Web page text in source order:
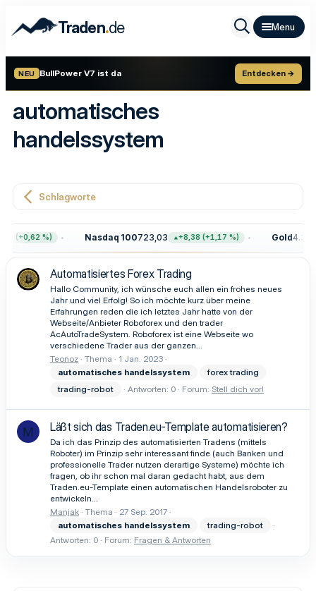
Traden.de
NEU BullPower V7 ist da Entdecken →
automatisches
handelssystem
Schlagworte
(+0,62 %) Nasdaq 100723,03 +8,38 (+1,17 %) Gold
Automatisiertes Forex Trading
Hallo Community, ich wünsche euch allen ein frohes neues
Jahr und viel Erfolg! So ich möchte kurz über meine
Erfahrungen reden die ich letztes Jahr hatte von der
Webseite/Anbieter Roboforex und den trader
AcAutoTradeSystem. Roboforex ist eine Webseite wo
verschiedene Trader aus der ganzen...
Teonoz Thema
1 Jan. 2023
automatisches handelssystem
forex trading
trading-robot
Antworten: 0 Forum: Stell dich vor!
M Läßt sich das Traden.eu-Template automatisieren?
Da ich das Prinzip des automatisierten Tradens (mittels
Roboter) im Prinzip sehr interessant finde (auch Banken und
professionelle Trader nutzen derartige Systeme) möchte ich
fragen, ob ihr schon mal daran gedacht habt, aus dem
Traden.eu-Template einen automatischen Handelsroboter zu
entwickeln...
Manjak Thema
27 Sep. 2017
automatisches handelssystem
trading-robot
Antworten: 0
Forum: Fragen & Antworten